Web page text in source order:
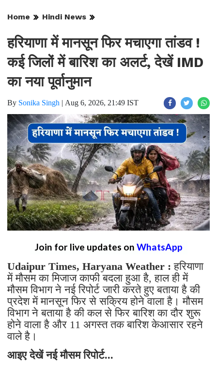
Home Hindi News
हरियाणा में मानसून फिर मचाएगा तांडव !
कई जिलों में बारिश का अलर्ट, देखें IMD
का नया पूर्वानुमान
By Sonika Singh | Aug 6, 2026, 21:49 IST
Join for live updates on WhatsApp
Udaipur Times, Haryana Weather :हरियाणा
में मौसम का मिजाज काफी बदला हुआ है, हाल ही में
मौसम विभाग ने नई रिपोर्ट जारी करते हुए बताया है की
प्रदेश में मानसून फिर से सक्रिय होने वाला है। मौसम
विभाग ने बताया है की कल से फिर बारिश का दौर शुरू
होने वाला है और 11 अगस्त तक बारिश केआसार रहने
वाले है।
आइए देखें नई मौसम रिपोर्ट...